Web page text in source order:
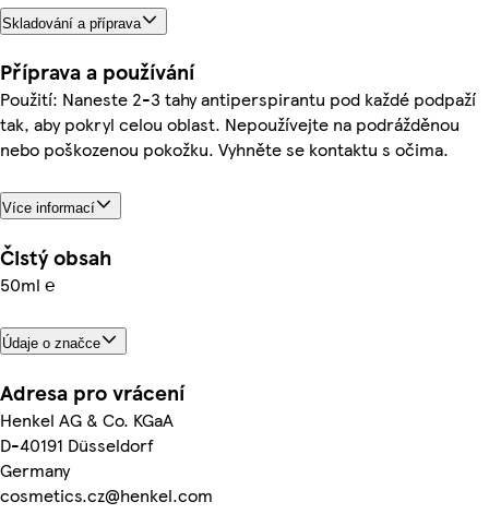
Skladování a příprava
Příprava a používání
Použití: Naneste 2-3 tahy antiperspirantu pod každé podpaží
tak, aby pokryl celou oblast. Nepoužívejte na podrážděnou
nebo poškozenou pokožku. Vyhněte se kontaktu s očima.
Více informací
Čistý obsah
50ml ℮
Údaje o značce
Adresa pro vrácení
Henkel AG & Co. KGaA
D-40191 Düsseldorf
Germany
cosmetics.cz@henkel.com